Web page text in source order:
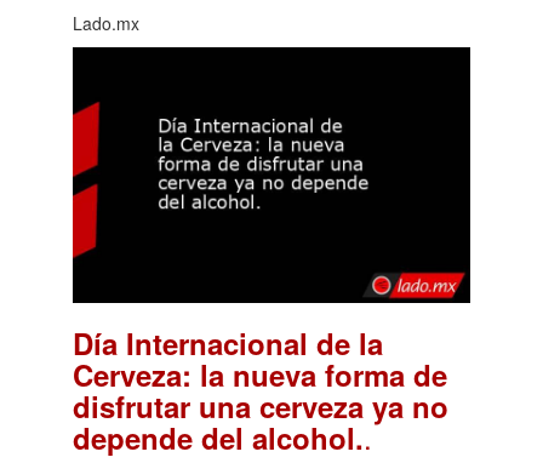
Lado.mx
Día Internacional de la
Cerveza: la nueva forma de
disfrutar una cerveza ya no
depende del alcohol..